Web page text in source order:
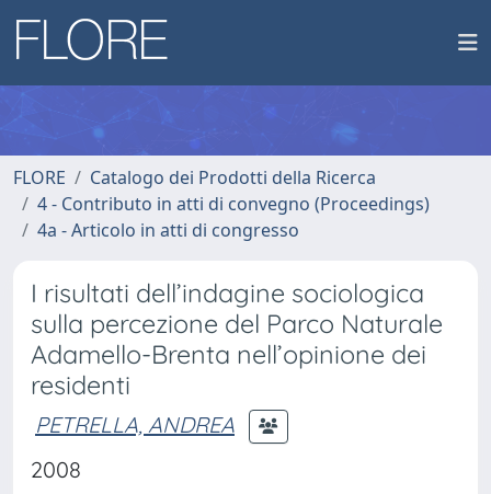
FLORE
Catalogo dei Prodotti della Ricerca
4 - Contributo in atti di convegno (Proceedings)
4a - Articolo in atti di congresso
I risultati dell’indagine sociologica
sulla percezione del Parco Naturale
Adamello-Brenta nell’opinione dei
residenti
PETRELLA, ANDREA
2008